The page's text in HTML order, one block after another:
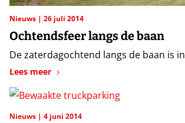
Nieuws 26 juli 2014
Ochtendsfeer langs de baan
De zaterdagochtend langs de baan is
Lees meer
Nieuws 4 juni 2014